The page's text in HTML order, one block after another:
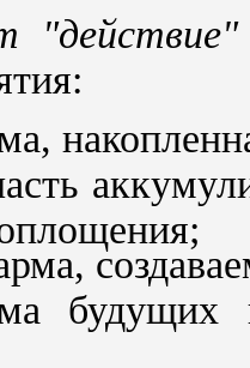
будущих